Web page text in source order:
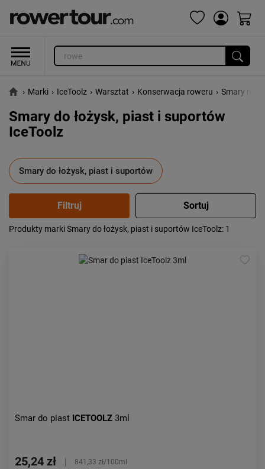
› Marki › IceToolz › Warsztat › Konserwacja roweru › Smary
Smary do łożysk, piast i suportów
IceToolz
Smary do łożysk, piast i suportów
Popularność:
największa
od najwyższej
Produkty marki Smary do łożysk, piast i suportów IceToolz: 1
Smar do piast ICETOOLZ 3ml
25,24 zł
841,33 zł/100ml